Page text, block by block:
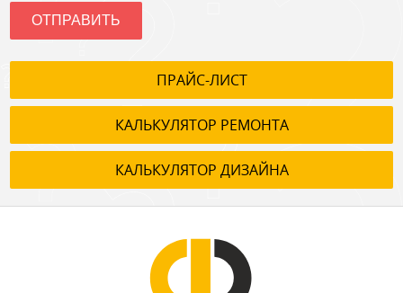
ОТПРАВИТЬ
ПРАЙС-ЛИСТ
КАЛЬКУЛЯТОР РЕМОНТА
КАЛЬКУЛЯТОР ДИЗАЙНА